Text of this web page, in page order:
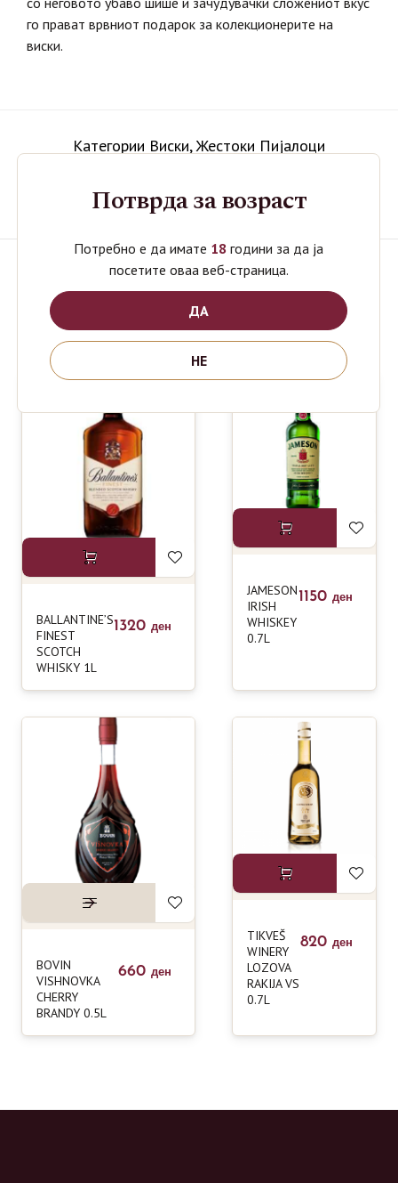
го прават врвниот подарок за колекционерите на
виски.
Категории Виски,Жестоки Пијалоци
Whisky,Јапонско Виски,Хибики
Поврзани производи
BALLANTINE’S
FINEST
SCOTCH
WHISKY 1L
1320 ден
JAMESON
IRISH
WHISKEY
0.7L
1150 ден
BOVIN
VISHNOVKA
CHERRY
BRANDY 0.5L
660 ден
TIKVEŠ
WINERY
LOZOVA
RAKIJA VS
0.7L
820 ден
Потврда за возраст
Потребно е да имате 18 години за да ја
посетите оваа веб-страница.
ДА
НЕ